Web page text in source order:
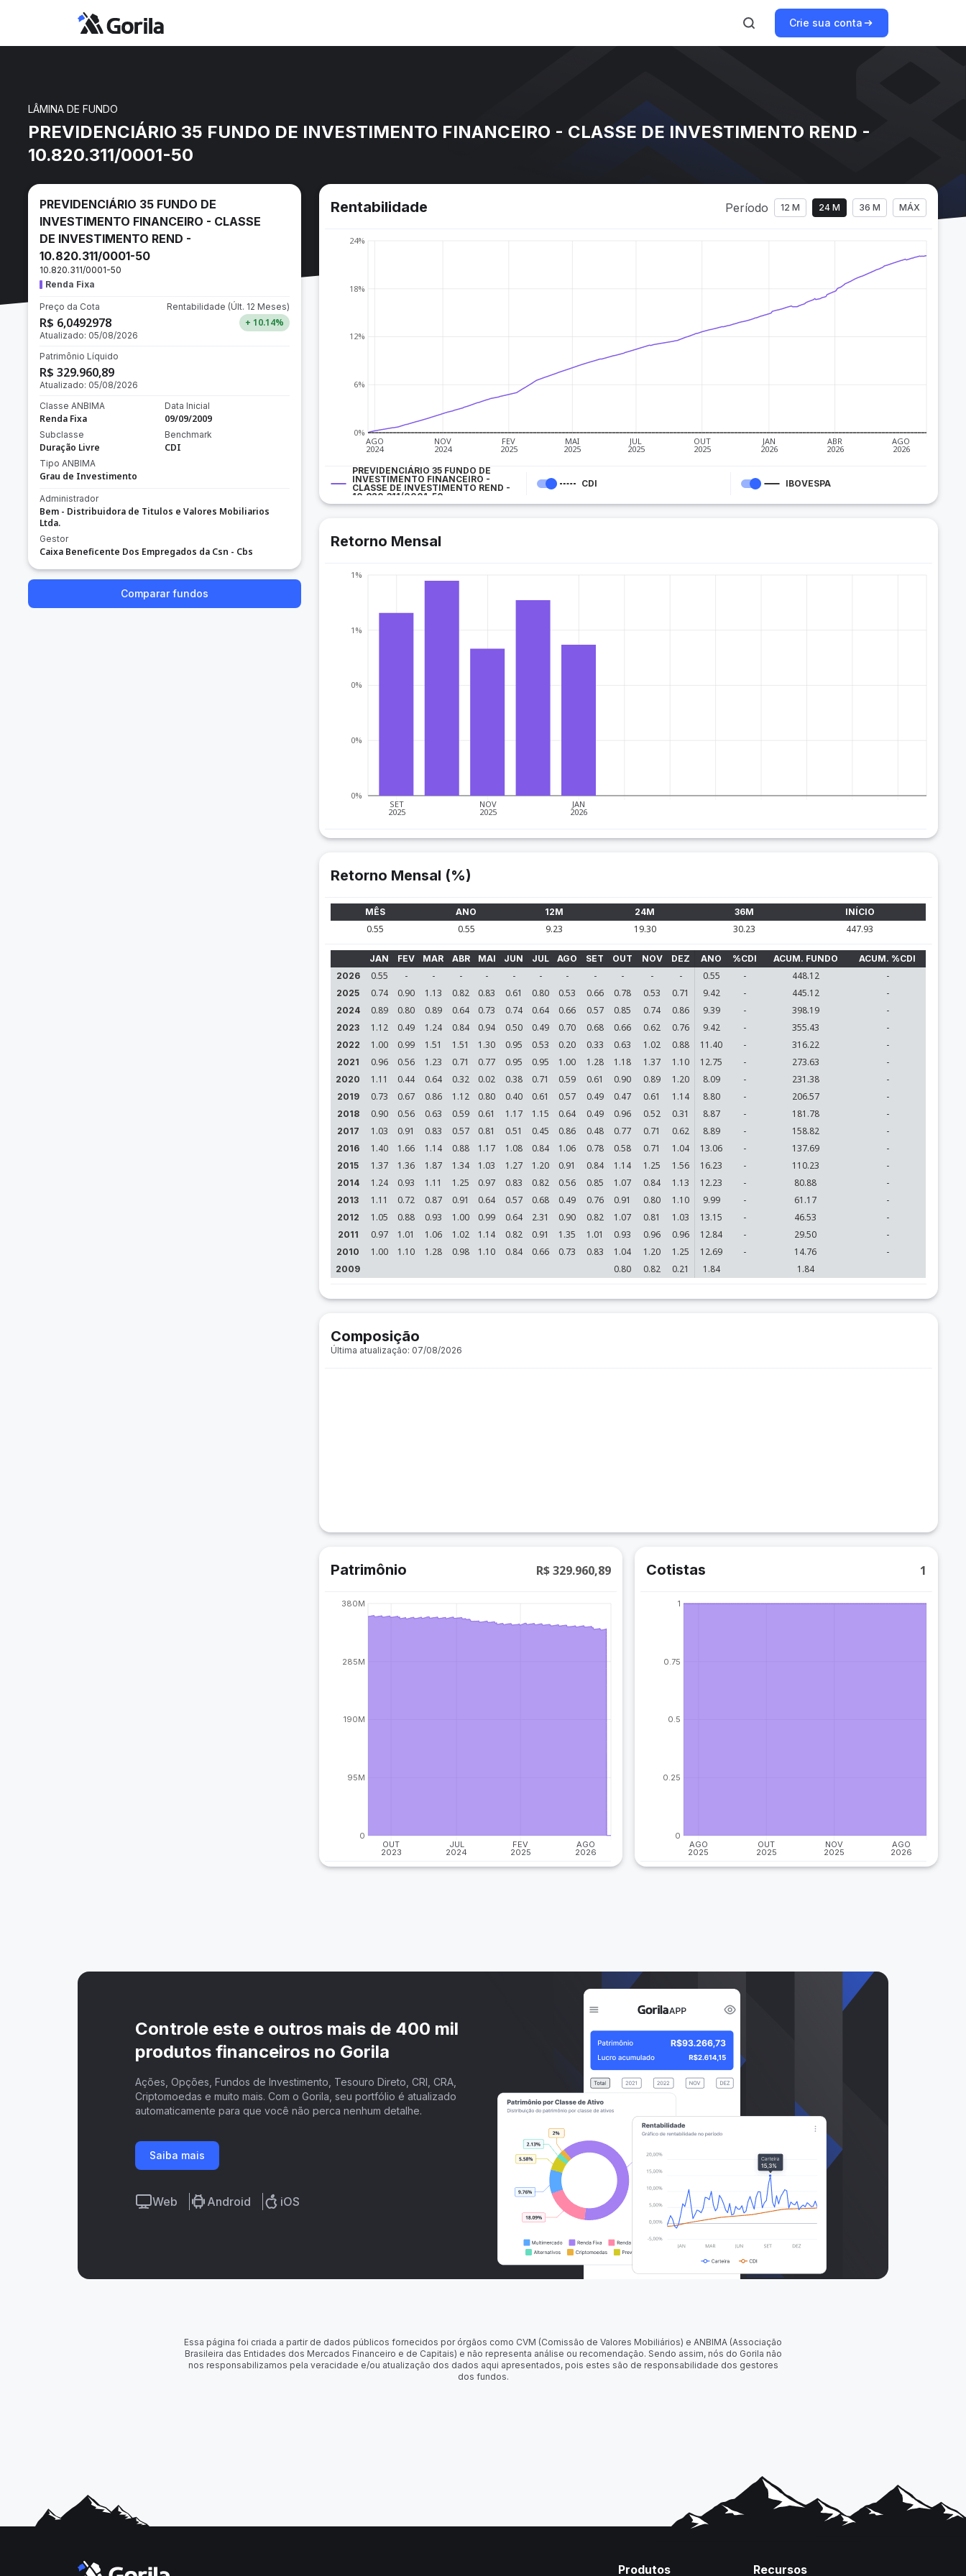
Crie sua conta
LÂMINA DE FUNDO
PREVIDENCIÁRIO 35 FUNDO DE INVESTIMENTO FINANCEIRO - CLASSE DE INVESTIMENTO REND -
10.820.311/0001-50
PREVIDENCIÁRIO 35 FUNDO DE
INVESTIMENTO FINANCEIRO - CLASSE
DE INVESTIMENTO REND -
10.820.311/0001-50
10.820.311/0001-50
Renda Fixa
Preço da Cota
R$ 6,0492978
Atualizado: 05/08/2026
Rentabilidade (Últ. 12 Meses)
+ 10.14%
Patrimônio Líquido
R$ 329.960,89
Atualizado: 05/08/2026
Classe ANBIMA
Renda Fixa
Subclasse
Duração Livre
Tipo ANBIMA
Grau de Investimento
Data Inicial
09/09/2009
Benchmark
CDI
Administrador
Bem - Distribuidora de Titulos e Valores Mobiliarios
Ltda.
Gestor
Caixa Beneficente Dos Empregados da Csn - Cbs
Comparar fundos
Rentabilidade Período 12 M 24 M 36 M MÁX
AGO
2024
NOV
2024
FEV
2025
MAI
2025
JUL
2025
OUT
2025
JAN
2026
ABR
2026
AGO
2026
0%
6%
12%
18%
24%
PREVIDENCIÁRIO 35 FUNDO DE
INVESTIMENTO FINANCEIRO -
CLASSE DE INVESTIMENTO REND -
10.820.311/0001-50
CDI IBOVESPA
Retorno Mensal
SET
2025
NOV
2025
JAN
2026
0%
0%
0%
1%
1%
Retorno Mensal (%)
MÊS ANO 12M 24M 36M INÍCIO
0.55 0.55 9.23 19.30 30.23 447.93
JAN FEV MAR ABR MAI JUN JUL AGO SET OUT NOV DEZ ANO %CDI ACUM. FUNDO
ACUM. %CDI
2026
0.55 - - - - - - - - - - - 0.55 - 448.12 -
2025 0.74 0.90 1.13 0.82 0.83 0.61 0.80 0.53 0.66 0.78 0.53 0.71 9.42 - 445.12 -
2024 0.89 0.80 0.89 0.64 0.73 0.74 0.64 0.66 0.57 0.85 0.74 0.86 9.39 - 398.19 -
2023 1.12 0.49 1.24 0.84 0.94 0.50 0.49 0.70 0.68 0.66 0.62 0.76 9.42 - 355.43 -
2022 1.00 0.99 1.51 1.51 1.30 0.95 0.53 0.20 0.33 0.63 1.02 0.88 11.40 - 316.22 -
2021 0.96 0.56 1.23 0.71 0.77 0.95 0.95 1.00 1.28 1.18 1.37 1.10 12.75 - 273.63 -
2020 1.11 0.44 0.64 0.32 0.02 0.38 0.71 0.59 0.61 0.90 0.89 1.20 8.09 - 231.38 -
2019 0.73 0.67 0.86 1.12 0.80 0.40 0.61 0.57 0.49 0.47 0.61 1.14 8.80 - 206.57 -
2018 0.90 0.56 0.63 0.59 0.61 1.17 1.15 0.64 0.49 0.96 0.52 0.31 8.87 - 181.78 -
2017 1.03 0.91 0.83 0.57 0.81 0.51 0.45 0.86 0.48 0.77 0.71 0.62 8.89 - 158.82 -
2016 1.40 1.66 1.14 0.88 1.17 1.08 0.84 1.06 0.78 0.58 0.71 1.04 13.06 - 137.69 -
2015 1.37 1.36 1.87 1.34 1.03 1.27 1.20 0.91 0.84 1.14 1.25 1.56 16.23 - 110.23 -
2014 1.24 0.93 1.11 1.25 0.97 0.83 0.82 0.56 0.85 1.07 0.84 1.13 12.23 - 80.88 -
2013 1.11 0.72 0.87 0.91 0.64 0.57 0.68 0.49 0.76 0.91 0.80 1.10 9.99 - 61.17 -
2012 1.05 0.88 0.93 1.00 0.99 0.64 2.31 0.90 0.82 1.07 0.81 1.03 13.15 - 46.53 -
2011 0.97 1.01 1.06 1.02 1.14 0.82 0.91 1.35 1.01 0.93 0.96 0.96 12.84 - 29.50 -
2010 1.00 1.10 1.28 0.98 1.10 0.84 0.66 0.73 0.83 1.04 1.20 1.25 12.69 - 14.76 -
2009 0.80 0.82 0.21 1.84 1.84
Composição
Última atualização: 07/08/2026
Patrimônio R$ 329.960,89
OUT
2023
JUL
2024
FEV
2025
AGO
2026
0
95M
190M
285M
380M
Cotistas 1
AGO
2025
OUT
2025
NOV
2025
AGO
2026
0
0.25
0.5
0.75
1
Controle este e outros mais de 400 mil
produtos financeiros no Gorila
Ações, Opções, Fundos de Investimento, Tesouro Direto, CRI, CRA,
Criptomoedas e muito mais. Com o Gorila, seu portfólio é atualizado
automaticamente para que você não perca nenhum detalhe.
Saiba mais
Web Android iOS
Essa página foi criada a partir de dados públicos fornecidos por órgãos como CVM (Comissão de Valores Mobiliários) e ANBIMA (Associação
Brasileira das Entidades dos Mercados Financeiro e de Capitais) e não representa análise ou recomendação. Sendo assim, nós do Gorila não
nos responsabilizamos pela veracidade e/ou atualização dos dados aqui apresentados, pois estes são de responsabilidade dos gestores
dos fundos.
Produtos Recursos